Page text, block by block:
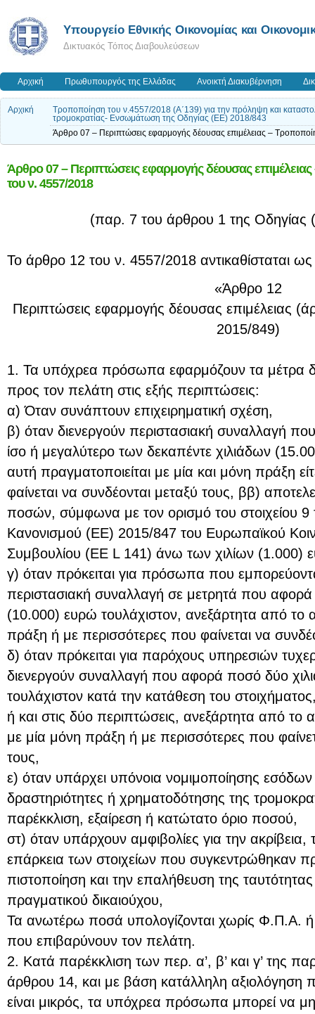
Υπουργείο Εθνικής Οικονομίας και
Δικτυακός Τόπος Διαβουλεύσεων
Αρχική Πρωθυπουργός της Ελλάδας Ανοικτή Διακυβέρνηση
Αρχική
Τροποποίηση του ν.4557/2018 (Α΄139) για την πρόληψη και
τρομοκρατίας- Ενσωμάτωση της Οδηγίας (ΕΕ) 2018/843
Άρθρο 07 – Περιπτώσεις εφαρμογής δέουσας επιμέλειας –
Άρθρο 07 – Περιπτώσεις εφαρμογής δέουσας
του ν. 4557/2018
(παρ. 7 του άρθρου 1 της Οδηγίας
Το άρθρο 12 του ν. 4557/2018 αντικαθίσταται ως
«Άρθρο 12
Περιπτώσεις εφαρμογής δέουσας επιμέλειας
2015/849)
1. Τα υπόχρεα πρόσωπα εφαρμόζουν τα μέτρα
προς τον πελάτη στις εξής περιπτώσεις:
α) Όταν συνάπτουν επιχειρηματική σχέση,
β) όταν διενεργούν περιστασιακή συναλλαγή
ίσο ή μεγαλύτερο των δεκαπέντε χιλιάδων
αυτή πραγματοποιείται με μία και μόνη πράξη
φαίνεται να συνδέονται μεταξύ τους, ββ)
ποσών, σύμφωνα με τον ορισμό του στοιχείου 9
Κανονισμού (ΕΕ) 2015/847 του Ευρωπαϊκού
Συμβουλίου (ΕΕ L 141) άνω των χιλίων (1.000)
γ) όταν πρόκειται για πρόσωπα που
περιστασιακή συναλλαγή σε μετρητά που
(10.000) ευρώ τουλάχιστον, ανεξάρτητα από το
πράξη ή με περισσότερες που φαίνεται να
δ) όταν πρόκειται για παρόχους υπηρεσιών
διενεργούν συναλλαγή που αφορά ποσό δύο
τουλάχιστον κατά την κατάθεση του
ή και στις δύο περιπτώσεις, ανεξάρτητα από το
με μία μόνη πράξη ή με περισσότερες που
τους,
ε) όταν υπάρχει υπόνοια νομιμοποίησης
δραστηριότητες ή χρηματοδότησης της
παρέκκλιση, εξαίρεση ή κατώτατο όριο ποσού,
στ) όταν υπάρχουν αμφιβολίες για την
επάρκεια των στοιχείων που συγκεντρώθηκαν
πιστοποίηση και την επαλήθευση της
πραγματικού δικαιούχου,
Τα ανωτέρω ποσά υπολογίζονται χωρίς Φ.Π.Α. ή
που επιβαρύνουν τον πελάτη.
2. Κατά παρέκκλιση των περ. α’, β’ και γ’ της
άρθρου 14, και με βάση κατάλληλη αξιολόγηση
είναι μικρός, τα υπόχρεα πρόσωπα μπορεί να